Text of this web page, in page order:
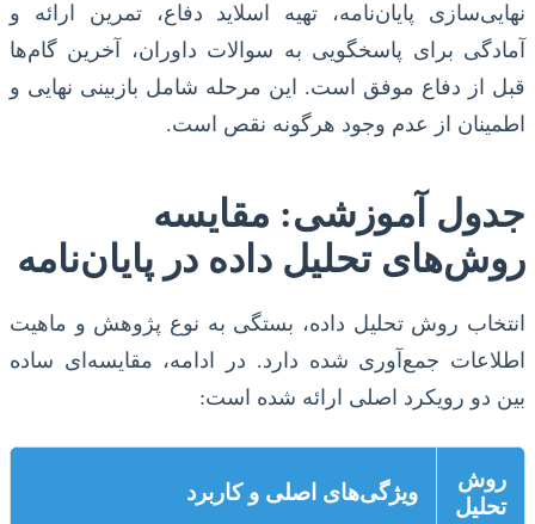
نهایی‌سازی پایان‌نامه، تهیه اسلاید دفاع، تمرین ارائه و
آمادگی برای پاسخگویی به سوالات داوران، آخرین گام‌ها
قبل از دفاع موفق است. این مرحله شامل بازبینی نهایی و
اطمینان از عدم وجود هرگونه نقص است.
جدول آموزشی: مقایسه
روش‌های تحلیل داده در پایان‌نامه
انتخاب روش تحلیل داده، بستگی به نوع پژوهش و ماهیت
اطلاعات جمع‌آوری شده دارد. در ادامه، مقایسه‌ای ساده
بین دو رویکرد اصلی ارائه شده است:
روش
تحلیل
ویژگی‌های اصلی و کاربرد